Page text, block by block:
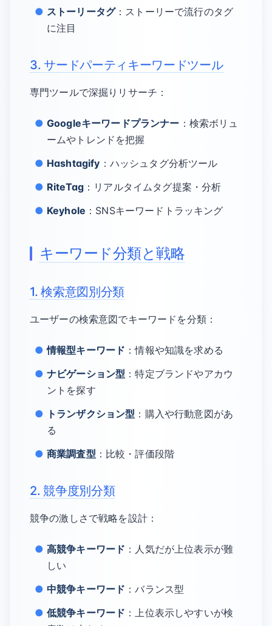
ストーリータグ：ストーリーで流行のタグ
に注目
3. サードパーティキーワードツール
専門ツールで深掘りリサーチ：
Googleキーワードプランナー ：検索ボリュ
ームやトレンドを把握
Hashtagify ：ハッシュタグ分析ツール
RiteTag ：リアルタイムタグ提案・分析
Keyhole ：SNSキーワードトラッキング
キーワード分類と戦略
1. 検索意図別分類
ユーザーの検索意図でキーワードを分類：
情報型キーワード ：情報や知識を求める
ナビゲーション型 ：特定ブランドやアカウ
ントを探す
トランザクション型 ：購入や行動意図があ
る
商業調査型 ：比較・評価段階
2. 競争度別分類
競争の激しさで戦略を設計：
高競争キーワード ：人気だが上位表示が難
しい
中競争キーワード ：バランス型
低競争キーワード ：上位表示しやすいが検